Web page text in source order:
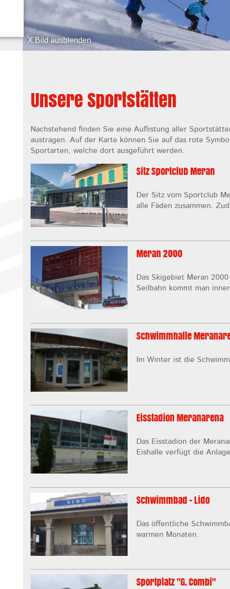
X Bild ausblenden
Unsere Sportstätten
Nachstehend finden Sie eine Auflistung aller
austragen. Auf der Karte können Sie auf das rote
Sportarten, welche dort ausgeführt werden.
Sitz Sportclub Meran
Der Sitz vom Sportclub
alle Fäden zusammen.
Meran 2000
Das Skigebiet Meran
Seilbahn kommt man
Schwimmhalle
Im Winter ist die
Eisstadion Meranarena
Das Eisstadion der
Eishalle verfügt die
Schwimmbad - Lido
Das öffentliche
warmen Monaten.
Sportplatz "G. Combi"